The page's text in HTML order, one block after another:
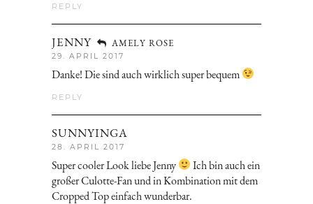
REPLY
JENNY AMELY ROSE
29. APRIL 2017
Danke! Die sind auch wirklich super bequem
REPLY
SUNNYINGA
28. APRIL 2017
Super cooler Look liebe Jenny
Ich bin auch ein
großer Culotte-Fan und in Kombination mit dem
Cropped Top einfach wunderbar.